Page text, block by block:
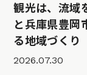
観光は、流域
と兵庫県豊岡
る地域づくり
2026.07.30